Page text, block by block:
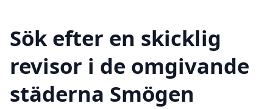
Sök efter en skicklig
revisor i de omgivande
städerna Smögen